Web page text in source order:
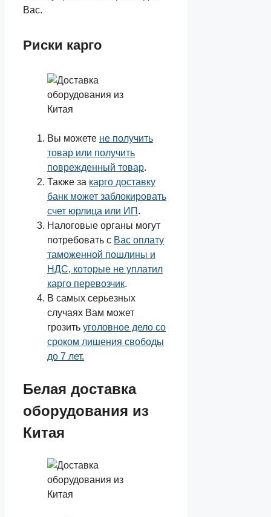
Вас.
Риски карго
Вы можете не получить
товар или получить
поврежденный товар.
Также за карго доставку
банк может заблокировать
счет юрлица или ИП .
Налоговые органы могут
потребовать с Вас оплату
таможенной пошлины и
НДС, которые не уплатил
карго перевозчик.
В самых серьезных
случаях Вам может
грозить уголовное дело со
сроком лишения свободы
до 7 лет.
Белая доставка
оборудования из
Китая